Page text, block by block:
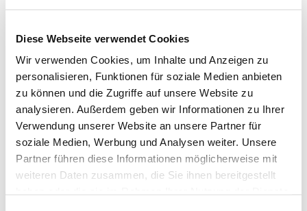
Diese Webseite verwendet Cookies
Wir verwenden Cookies, um Inhalte und Anzeigen zu
personalisieren, Funktionen für soziale Medien anbieten
zu können und die Zugriffe auf unsere Website zu
analysieren. Außerdem geben wir Informationen zu Ihrer
Verwendung unserer Website an unsere Partner für
soziale Medien, Werbung und Analysen weiter. Unsere
Partner führen diese Informationen möglicherweise mit
weiteren Daten zusammen, die Sie ihnen bereitgestellt
Dies könnte Sie auch
interessieren